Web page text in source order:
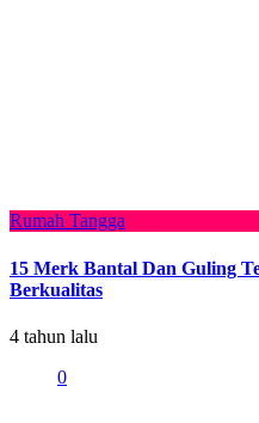
Rumah Tangga
15 Merk Bantal Dan Guling
Berkualitas
4 tahun lalu
0